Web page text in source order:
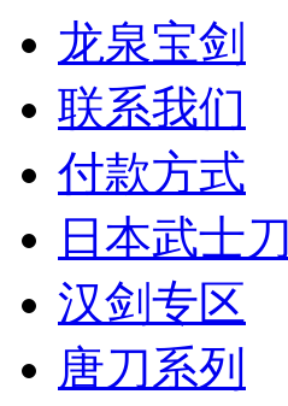
龙泉宝剑
联系我们
付款方式
日本武士刀
汉剑专区
唐刀系列